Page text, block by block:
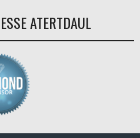
ATERTDAUL